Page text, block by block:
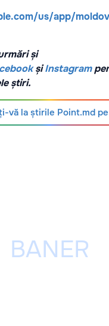
.com/us/app/
și
șiInstagram
știri.
vă la știrile Point.md